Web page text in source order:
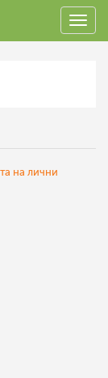
на лични